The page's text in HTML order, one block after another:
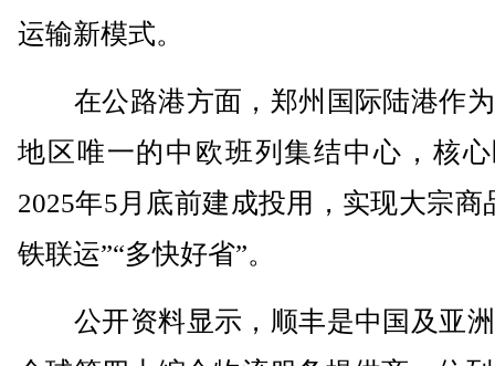
运输新模式。
在公路港方面，郑州国际陆港作
地区唯一的中欧班列集结中心，核
2025年5月底前建成投用，实现大宗商
铁联运”“多快好省”。
公开资料显示，顺丰是中国及亚